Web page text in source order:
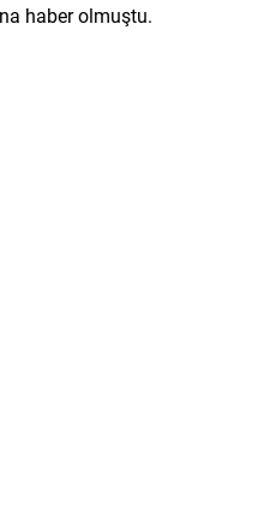
haber olmuştu.